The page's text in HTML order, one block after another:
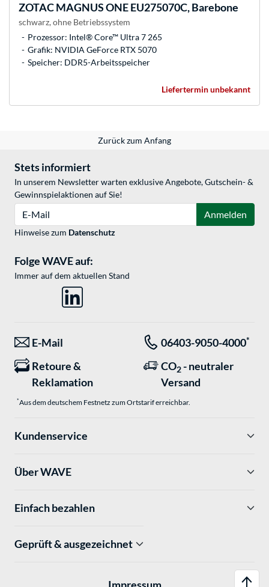
ZOTACMAGNUS ONE EU275070C, Barebone
schwarz, ohne Betriebssystem
Prozessor: Intel® Core™ Ultra 7 265
Grafik: NVIDIA GeForce RTX 5070
Speicher: DDR5-Arbeitsspeicher
Liefertermin unbekannt
Zurück zum Anfang
Stets informiert
In unserem Newsletter warten exklusive Angebote, Gutschein- &
Gewinnspielaktionen auf Sie!
Anmelden
Hinweise zum Datenschutz
Folge WAVE auf:
Immer auf dem aktuellen Stand
E-Mail 06403-9050-4000*
Retoure &
Reklamation
CO2 - neutraler
Versand
*Aus dem deutschem Festnetz zum Ortstarif erreichbar.
Kundenservice
Über WAVE
Einfach bezahlen
Geprüft & ausgezeichnet